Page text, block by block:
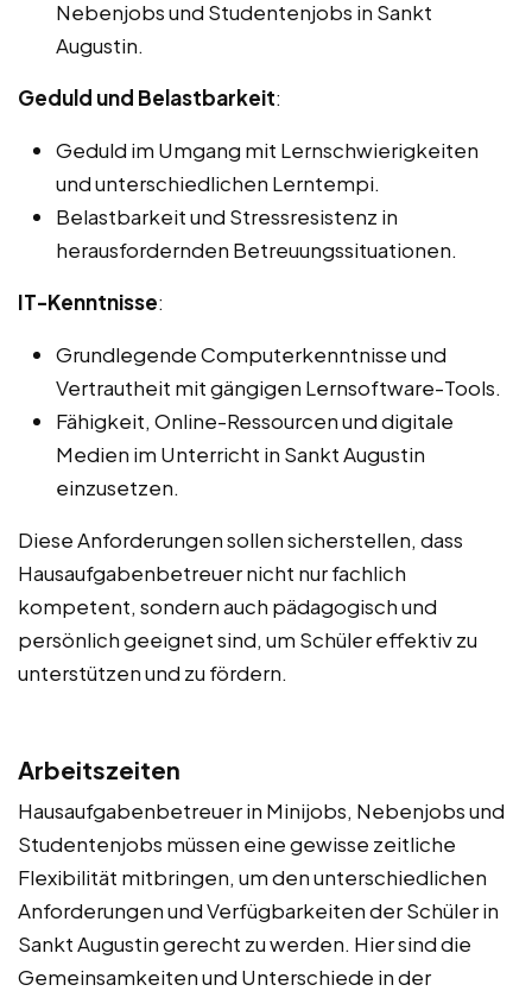
Nebenjobs und Studentenjobs in Sankt
Augustin.
Geduld und Belastbarkeit:
Geduld im Umgang mit Lernschwierigkeiten
und unterschiedlichen Lerntempi.
Belastbarkeit und Stressresistenz in
herausfordernden Betreuungssituationen.
IT-Kenntnisse:
Grundlegende Computerkenntnisse und
Vertrautheit mit gängigen Lernsoftware-Tools.
Fähigkeit, Online-Ressourcen und digitale
Medien im Unterricht in Sankt Augustin
einzusetzen.
Diese Anforderungen sollen sicherstellen, dass
Hausaufgabenbetreuer nicht nur fachlich
kompetent, sondern auch pädagogisch und
persönlich geeignet sind, um Schüler effektiv zu
unterstützen und zu fördern.
Arbeitszeiten
Hausaufgabenbetreuer in Minijobs, Nebenjobs und
Studentenjobs müssen eine gewisse zeitliche
Flexibilität mitbringen, um den unterschiedlichen
Anforderungen und Verfügbarkeiten der Schüler in
Sankt Augustin gerecht zu werden. Hier sind die
Gemeinsamkeiten und Unterschiede in der